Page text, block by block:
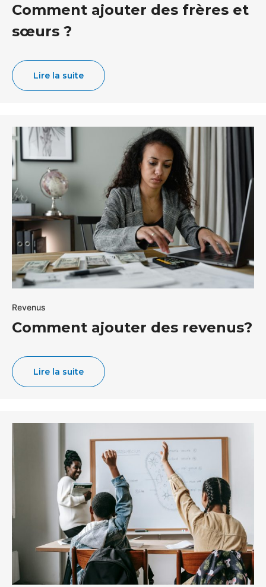
Comment ajouter des frères et
sœurs ?
Lire la suite
Revenus
Comment ajouter des revenus?
Lire la suite